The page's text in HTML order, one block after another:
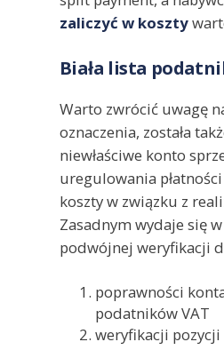
zaliczyć w koszty
Biała lista
Warto zwrócić uwagę
oznaczenia, została
niewłaściwe konto
uregulowania
koszty w związku z
Zasadnym wydaje się
podwójnej weryfikacji
poprawności
podatników VAT
weryfikacji